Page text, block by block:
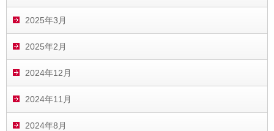
2025年3月
2025年2月
2024年12月
2024年11月
2024年8月